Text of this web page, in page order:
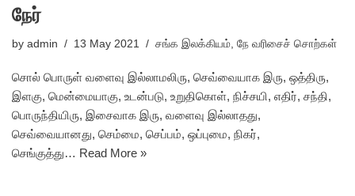
நேர்
by admin 13 May 2021 சங்க இலக்கியம், நே வரிசைச் சொற்கள்
சொல் பொருள் வளைவு இல்லாமலிரு, செவ்வையாக இரு, ஒத்திரு,
இளகு, மென்மையாகு, உடன்படு, உறுதிகொள், நிச்சயி, எதிர், சந்தி,
பொருந்தியிரு, இசைவாக இரு, வளைவு இல்லாதது,
செவ்வையானது, செம்மை, செப்பம், ஒப்புமை, நிகர்,
செங்குத்து… Read More »